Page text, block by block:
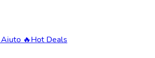
Aiuto 🔥Hot Deals